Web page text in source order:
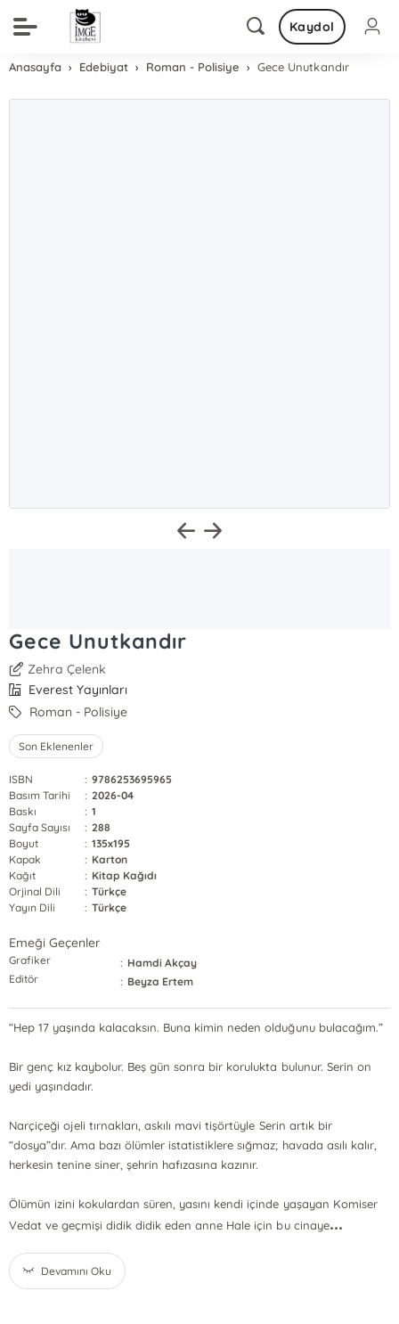
Kaydol
Anasayfa Edebiyat Roman - Polisiye Gece Unutkandır
Gece Unutkandır
Zehra Çelenk
Everest Yayınları
Roman - Polisiye
Son Eklenenler
ISBN : 9786253695965
Basım Tarihi
: 2026-04
Baskı
: 1
Sayfa Sayısı
: 288
Boyut
: 135x195
Kapak
: Karton
Kağıt
: Kitap Kağıdı
Orjinal Dili
: Türkçe
Yayın Dili
: Türkçe
Emeği Geçenler
Grafiker : Hamdi Akçay
Editör
: Beyza Ertem
“Hep 17 yaşında kalacaksın. Buna kimin neden olduğunu bulacağım.”
Bir genç kız kaybolur. Beş gün sonra bir korulukta bulunur. Serin on
yedi yaşındadır.
Narçiçeği ojeli tırnakları, askılı mavi tişörtüyle Serin artık bir
“dosya”dır. Ama bazı ölümler istatistiklere sığmaz; havada asılı kalır,
herkesin tenine siner, şehrin hafızasına kazınır.
Ölümün izini kokulardan süren, yasını kendi içinde yaşayan Komiser
Vedat ve geçmişi didik didik eden anne Hale için bu cinaye...
Devamını Oku